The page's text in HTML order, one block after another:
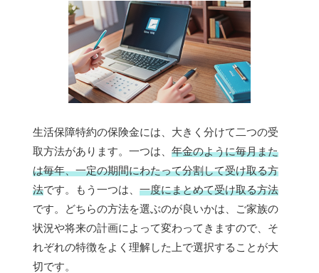
生活保障特約の保険金には、大きく分けて二つの受
取方法があります。一つは、 年金のように毎月また
は毎年、一定の期間にわたって分割して受け取る方
法です。もう一つは、 一度にまとめて受け取る方法
です。どちらの方法を選ぶのが良いかは、ご家族の
状況や将来の計画によって変わってきますので、そ
れぞれの特徴をよく理解した上で選択することが大
切です。